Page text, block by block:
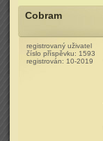
Cobram
registrovaný uživatel
číslo příspěvku: 1593
registrován: 10-2019